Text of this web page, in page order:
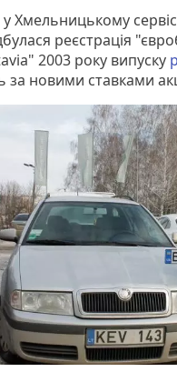
у Хмельницькому
реєстрація
2003 року випуску
за новими ставками